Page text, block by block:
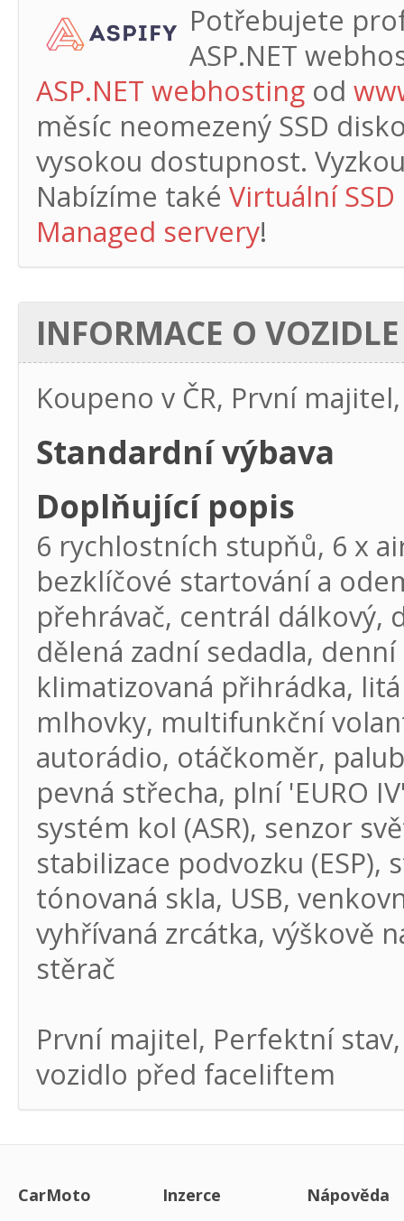
Potřebujete
ASP.NET
ASP.NET webhosting od
měsíc neomezený SSD
vysokou dostupnost.
Nabízíme také Virtuální
Managed servery!
INFORMACE O VOZIDLE
Koupeno v ČR, První
Standardní výbava
Doplňující popis
6 rychlostních stupňů, 6 x
bezklíčové startování a
přehrávač, centrál dálkový,
dělená zadní sedadla,
klimatizovaná přihrádka,
mlhovky, multifunkční
autorádio, otáčkoměr,
pevná střecha, plní 'EURO
systém kol (ASR), senzor
stabilizace podvozku
tónovaná skla, USB,
vyhřívaná zrcátka, výškově
stěrač
První majitel, Perfektní
vozidlo před faceliftem
CarMoto Inzerce Nápověda